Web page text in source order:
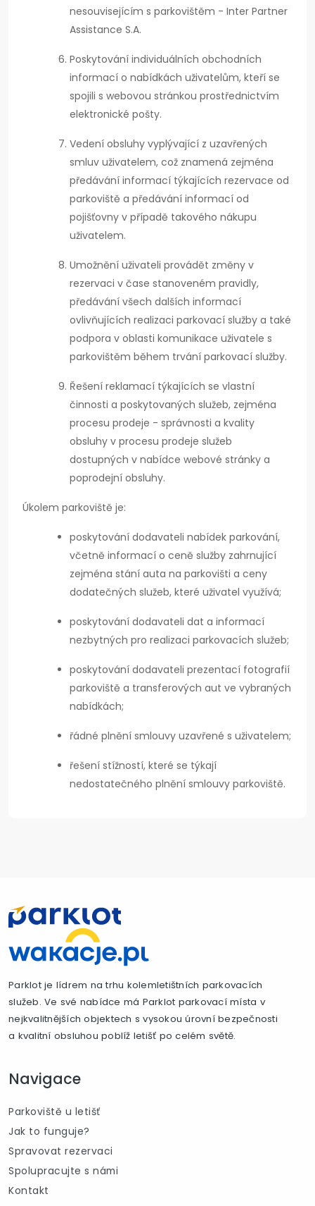
nesouvisejícím s parkovištěm - Inter Partner
Assistance S.A.
Poskytování individuálních obchodních
informací o nabídkách uživatelům, kteří se
spojili s webovou stránkou prostřednictvím
elektronické pošty.
Vedení obsluhy vyplývající z uzavřených
smluv uživatelem, což znamená zejména
předávání informací týkajících rezervace od
parkoviště a předávání informací od
pojišťovny v případě takového nákupu
uživatelem.
Umožnění uživateli provádět změny v
rezervaci v čase stanoveném pravidly,
předávání všech dalších informací
ovlivňujících realizaci parkovací služby a také
podpora v oblasti komunikace uživatele s
parkovištěm během trvání parkovací služby.
Řešení reklamací týkajících se vlastní
činnosti a poskytovaných služeb, zejména
procesu prodeje - správnosti a kvality
obsluhy v procesu prodeje služeb
dostupných v nabídce webové stránky a
poprodejní obsluhy.
Úkolem parkoviště je:
poskytování dodavateli nabídek parkování,
včetně informací o ceně služby zahrnující
zejména stání auta na parkovišti a ceny
dodatečných služeb, které uživatel využívá;
poskytování dodavateli dat a informací
nezbytných pro realizaci parkovacích služeb;
poskytování dodavateli prezentací fotografií
parkoviště a transferových aut ve vybraných
nabídkách;
řádné plnění smlouvy uzavřené s uživatelem;
řešení stížností, které se týkají
nedostatečného plnění smlouvy parkoviště.
Parklot je lídrem na trhu kolemletištních parkovacích
služeb. Ve své nabídce má Parklot parkovací místa v
nejkvalitnějších objektech s vysokou úrovní bezpečnosti
a kvalitní obsluhou poblíž letišť po celém světě.
Navigace
Parkoviště u letišť
Jak to funguje?
Spravovat rezervaci
Spolupracujte s námi
Kontakt